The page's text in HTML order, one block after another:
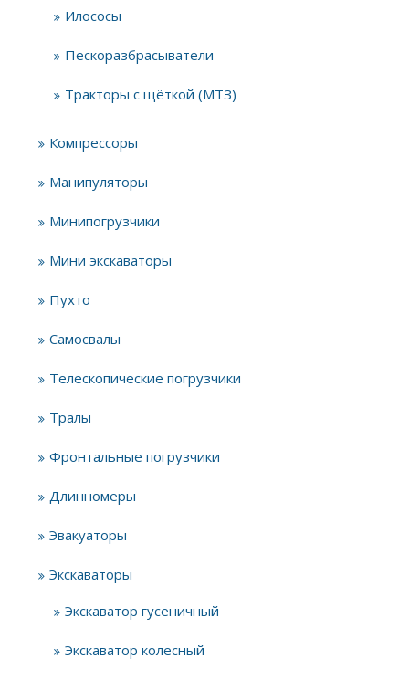
Илососы
Пескоразбрасыватели
Тракторы с щёткой (МТЗ)
Компрессоры
Манипуляторы
Минипогрузчики
Мини экскаваторы
Пухто
Самосвалы
Телескопические погрузчики
Тралы
Фронтальные погрузчики
Длинномеры
Эвакуаторы
Экскаваторы
Экскаватор гусеничный
Экскаватор колесный